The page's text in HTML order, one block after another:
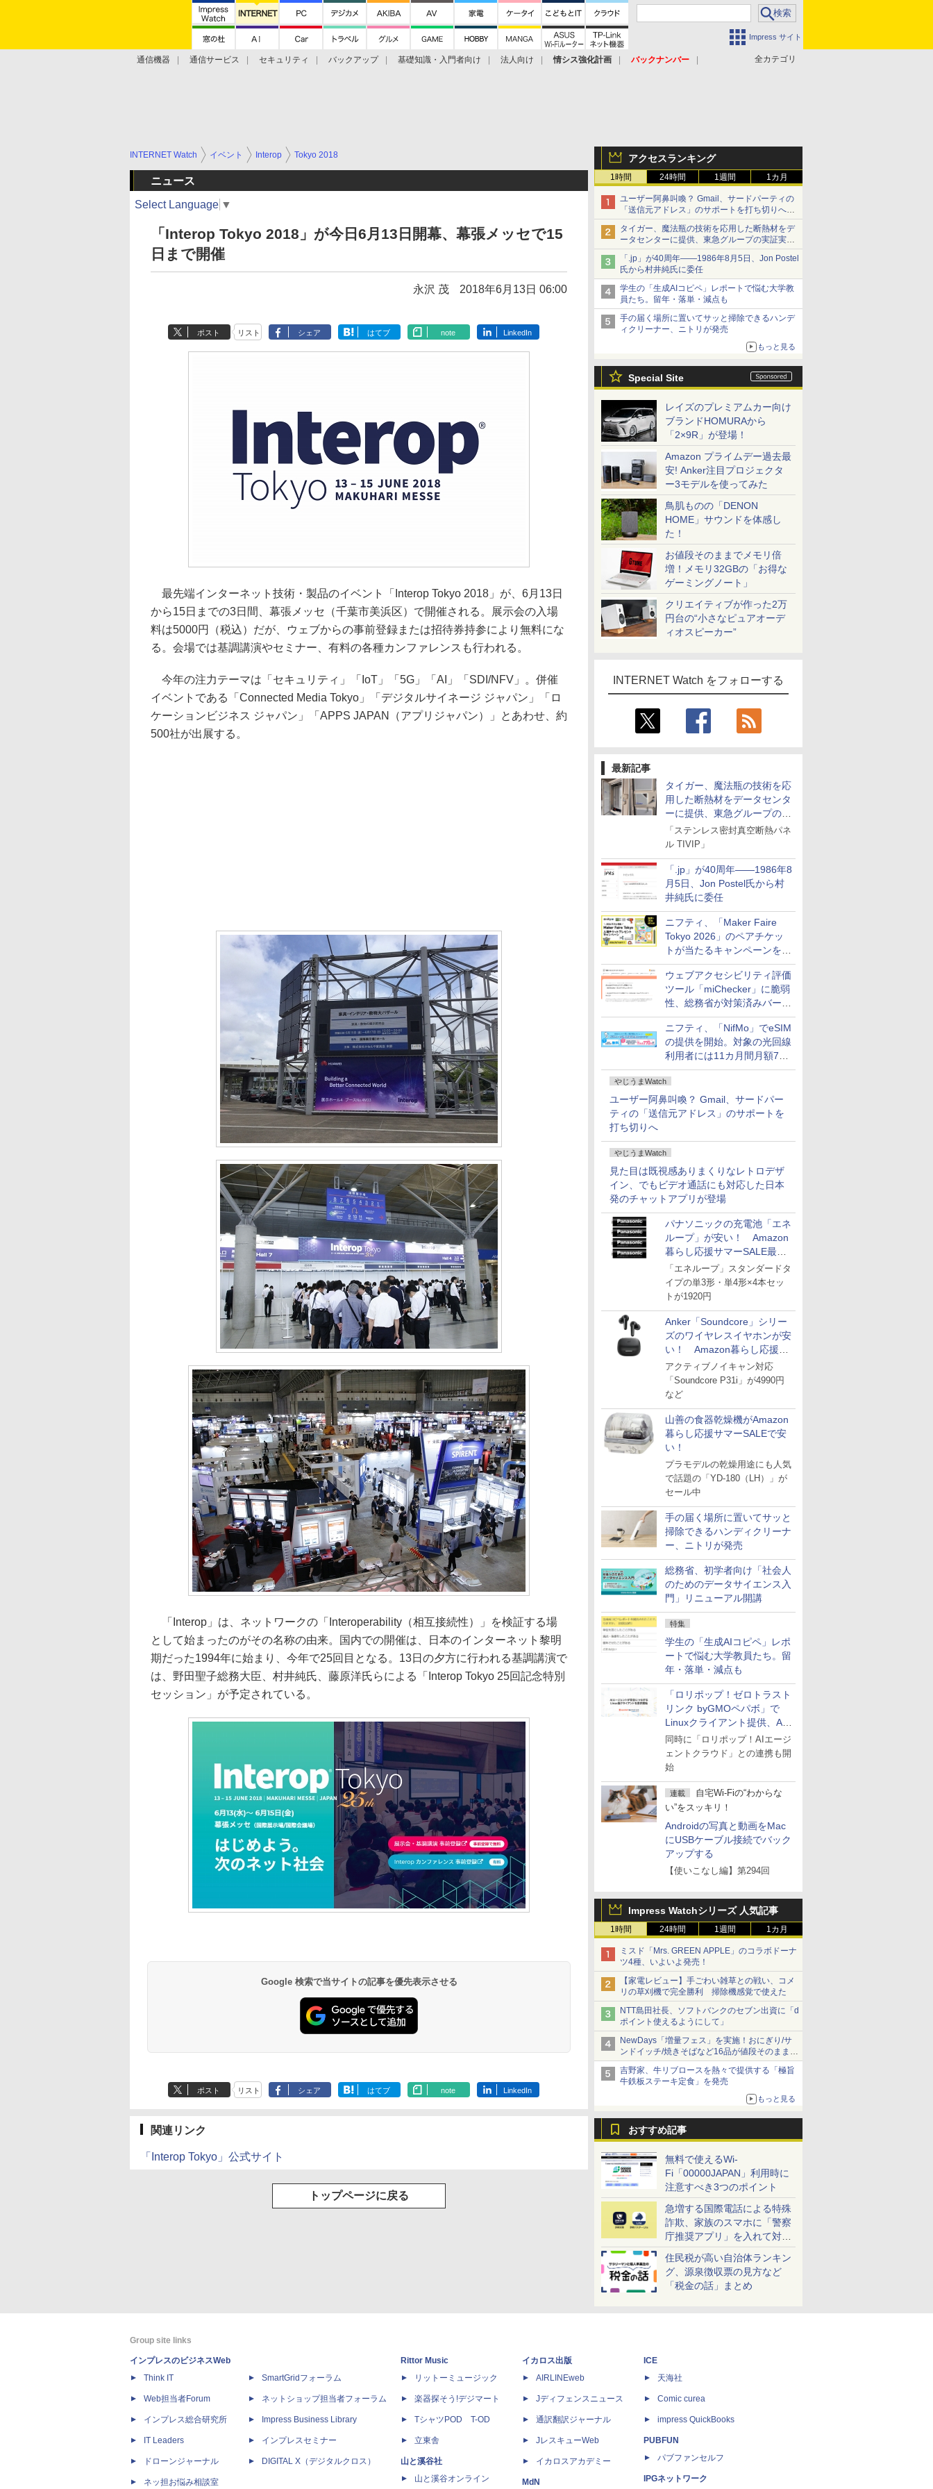
Impress サイト
全カテゴリ
通信機器 通信サービス セキュリティ バックアップ 基礎知識・入門者向け 法人向け 情シス強化計画
バックナンバー
アクセスランキング
1時間 24時間 1週間 1カ月
ユーザー阿鼻叫喚？ Gmail、サードパーティの
「送信元アドレス」のサポートを打ち切りへ
【やじうまWatch】
タイガー、魔法瓶の技術を応用した断熱材をデ
ータセンターに提供、東急グループの実証実験
で 「ステンレス密封真空断熱パネル TIVIP」
「.jp」が40周年――1986年8月5日、Jon Postel
氏から村井純氏に委任
学生の「生成AIコピペ」レポートで悩む大学教
員たち。留年・落単・減点も
手の届く場所に置いてサッと掃除できるハンデ
ィクリーナー、ニトリが発売
もっと見る
Special Site
レイズのプレミアムカー向け
ブランドHOMURAから
「2×9R」が登場！
Amazon プライムデー過去最
安! Anker注目プロジェクタ
ー3モデルを使ってみた
鳥肌ものの「DENON
HOME」サウンドを体感し
た！
お値段そのままでメモリ倍
増！メモリ32GBの「お得な
ゲーミングノート」
クリエイティブが作った2万
円台の“小さなピュアオーデ
ィオスピーカー”
INTERNET Watch をフォローする
最新記事
タイガー、魔法瓶の技術を応
用した断熱材をデータセンタ
ーに提供、東急グループの実
証実験で
「ステンレス密封真空断熱パネ
ル TIVIP」
「.jp」が40周年――1986年8
月5日、Jon Postel氏から村
井純氏に委任
ニフティ、「Maker Faire
Tokyo 2026」のペアチケッ
トが当たるキャンペーンをX
で実施。8月16日まで
ウェブアクセシビリティ評価
ツール「miChecker」に脆弱
性、総務省が対策済みバージ
ョンへの更新を呼び掛け
ニフティ、「NifMo」でeSIM
の提供を開始。対象の光回線
利用者には11カ月間月額770
円割引のキャンペーン
やじうまWatch
ユーザー阿鼻叫喚？ Gmail、サードパー
ティの「送信元アドレス」のサポートを
打ち切りへ
やじうまWatch
見た目は既視感ありまくりなレトロデザ
イン、でもビデオ通話にも対応した日本
発のチャットアプリが登場
パナソニックの充電池「エネ
ループ」が安い！ Amazon
暮らし応援サマーSALE最終
日
「エネループ」スタンダードタ
イプの単3形・単4形×4本セッ
トが1920円
Anker「Soundcore」シリー
ズのワイヤレスイヤホンが安
い！ Amazon暮らし応援サ
マーSALE
アクティブノイキャン対応
「Soundcore P31i」が4990円
など
山善の食器乾燥機がAmazon
暮らし応援サマーSALEで安
い！
プラモデルの乾燥用途にも人気
で話題の「YD-180（LH）」が
セール中
手の届く場所に置いてサッと
掃除できるハンディクリーナ
ー、ニトリが発売
総務省、初学者向け「社会人
のためのデータサイエンス入
門」リニューアル開講
特集
学生の「生成AIコピペ」レポ
ートで悩む大学教員たち。留
年・落単・減点も
「ロリポップ！ゼロトラスト
リンク byGMOペパボ」で
Linuxクライアント提供、AI
エージェントの接続が容易に
同時に「ロリポップ！AIエージ
ェントクラウド」との連携も開
始
連載
自宅Wi-Fiの“わからな
い”をスッキリ！
Androidの写真と動画をMac
にUSBケーブル接続でバック
アップする
【使いこなし編】第294回
Impress Watchシリーズ 人気記事
1時間 24時間 1週間 1カ月
ミスド「Mrs. GREEN APPLE」のコラボドーナ
ツ4種、いよいよ発売！
【家電レビュー】手ごわい雑草との戦い、コメ
リの草刈機で完全勝利 掃除機感覚で使えた
NTT島田社長、ソフトバンクのセブン出資に「d
ポイント使えるようにして」
NewDays「増量フェス」を実施！おにぎり/サ
ンドイッチ/焼きそばなど16品が値段そのままで
ボリュームアップ
吉野家、牛リブロースを熱々で提供する「極旨
牛鉄板ステーキ定食」を発売
もっと見る
おすすめ記事
無料で使えるWi-
Fi「00000JAPAN」利用時に
注意すべき3つのポイント
急増する国際電話による特殊
詐欺、家族のスマホに「警察
庁推奨アプリ」を入れて対策
しよう！
住民税が高い自治体ランキン
グ、源泉徴収票の見方など
「税金の話」まとめ
INTERNET Watch イベント Interop Tokyo 2018
ニュース
Select Language ▼
「Interop Tokyo 2018」が今日6月13日開幕、幕張メッセで15
日まで開催
永沢 茂 2018年6月13日 06:00
ポスト リスト シェア はてブ note LinkedIn
最先端インターネット技術・製品のイベント「Interop Tokyo 2018」が、6月13日
から15日までの3日間、幕張メッセ（千葉市美浜区）で開催される。展示会の入場
料は5000円（税込）だが、ウェブからの事前登録または招待券持参により無料にな
る。会場では基調講演やセミナー、有料の各種カンファレンスも行われる。
今年の注力テーマは「セキュリティ」「IoT」「5G」「AI」「SDI/NFV」。併催
イベントである「Connected Media Tokyo」「デジタルサイネージ ジャパン」「ロ
ケーションビジネス ジャパン」「APPS JAPAN（アプリジャパン）」とあわせ、約
500社が出展する。
「Interop」は、ネットワークの「Interoperability（相互接続性）」を検証する場
として始まったのがその名称の由来。国内での開催は、日本のインターネット黎明
期だった1994年に始まり、今年で25回目となる。13日の夕方に行われる基調講演で
は、野田聖子総務大臣、村井純氏、藤原洋氏らによる「Interop Tokyo 25回記念特別
セッション」が予定されている。
Google 検索で当サイトの記事を優先表示させる
ポスト リスト シェア はてブ note LinkedIn
関連リンク
「Interop Tokyo」公式サイト
トップページに戻る
Group site links
インプレスのビジネスWeb
Think IT
Web担当者Forum
インプレス総合研究所
IT Leaders
ドローンジャーナル
ネッ担お悩み相談室
SmartGridフォーラム
ネットショップ担当者フォーラム
Impress Business Library
インプレスセミナー
DIGITAL X（デジタルクロス）
Rittor Music
リットーミュージック
楽器探そう!デジマート
TシャツPOD T-OD
立東舎
山と溪谷社
山と溪谷オンライン
イカロス出版
AIRLINEweb
Jディフェンスニュース
通訳翻訳ジャーナル
JレスキューWeb
イカロスアカデミー
MdN
ICE
天海社
Comic curea
impress QuickBooks
PUBFUN
パブファンセルフ
IPGネットワーク